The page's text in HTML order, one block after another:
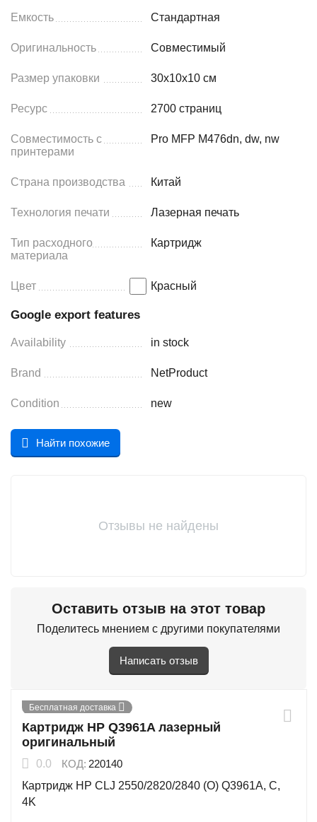
Емкость Стандартная
Оригинальность Совместимый
Размер упаковки 30x10x10 см
Ресурс 2700 страниц
Совместимость с
принтерами
Pro MFP M476dn, dw, nw
Страна производства Китай
Технология печати Лазерная печать
Тип расходного
материала
Картридж
Цвет Красный
Google export features
Availability in stock
Brand NetProduct
Condition new
Найти похожие
Отзывы не найдены
Оставить отзыв на этот товар
Поделитесь мнением с другими покупателями
Написать отзыв
Бесплатная доставка
Картридж HP Q3961A лазерный
оригинальный
0.0 КОД: 220140
Картридж HP CLJ 2550/2820/2840 (O) Q3961A, C,
4K